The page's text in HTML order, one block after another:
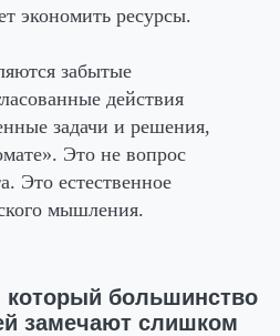
экономить ресурсы.
забытые
действия
задачи и решения,
Это не вопрос
Это естественное
мышления.
большинство
замечают слишком